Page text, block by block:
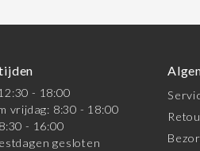
- 18:00
vrijdag: 8:30 - 18:00
- 16:00
gesloten